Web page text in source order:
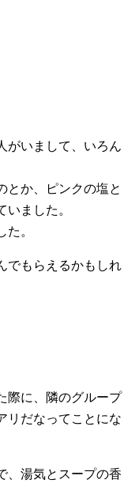
がいまして、いろん
とか、ピンクの塩と
ました。
。
でもらえるかもしれ
際に、隣のグループ
リだなってことにな
、湯気とスープの香